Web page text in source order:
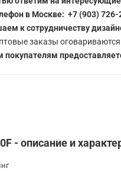
в Москве: +7 (903) 726-
к сотрудничеству
заказы
- описание и